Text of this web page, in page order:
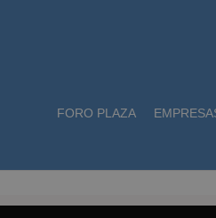
FORO PLAZA